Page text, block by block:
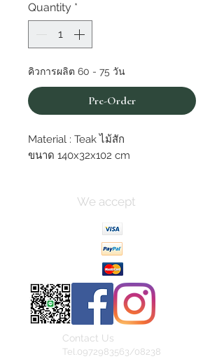
Quantity *
คิวการผลิต 60 - 75 วัน
Pre-Order
Material : Teak ไม้สัก
ขนาด 140x32x102 cm
We accept
Contact Us
Tel.0972983563/08238